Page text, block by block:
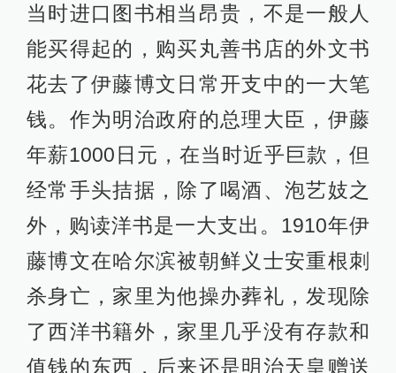
当时进口图书相当昂贵，不是一般人
能买得起的，购买丸善书店的外文书
花去了伊藤博文日常开支中的一大笔
钱。作为明治政府的总理大臣，伊藤
年薪1000日元，在当时近乎巨款，但
经常手头拮据，除了喝酒、泡艺妓之
外，购读洋书是一大支出。1910年伊
藤博文在哈尔滨被朝鲜义士安重根刺
杀身亡，家里为他操办葬礼，发现除
了西洋书籍外，家里几乎没有存款和
值钱的东西，后来还是明治天皇赠送